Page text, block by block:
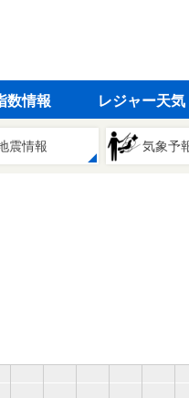
数情報 レジャー天気
震情報 気象予